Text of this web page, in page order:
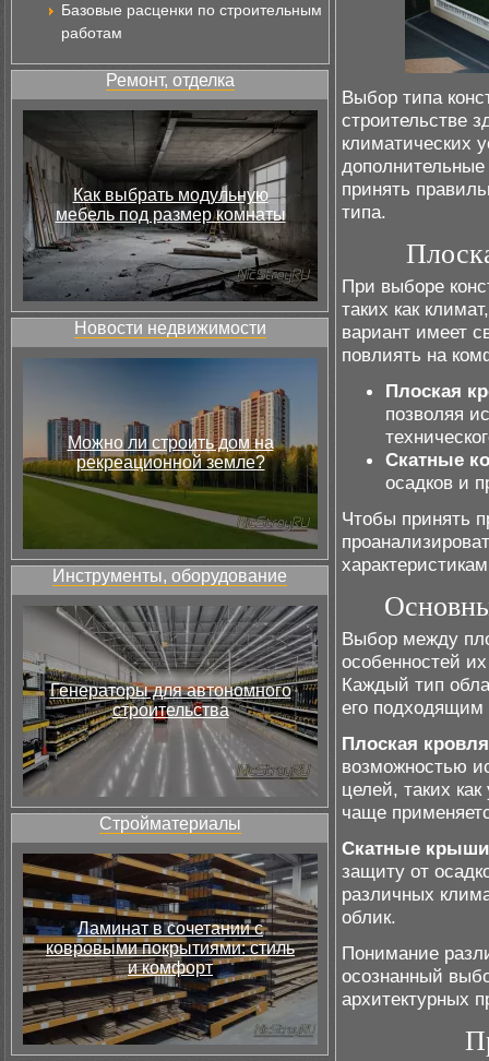
Базовые расценки по строительным
работам
Ремонт, отделка
Как выбрать модульную
мебель под размер комнаты
Новости недвижимости
Можно ли строить дом на
рекреационной земле?
Инструменты, оборудование
Генераторы для автономного
строительства
Стройматериалы
Ламинат в сочетании с
ковровыми покрытиями: стиль
и комфорт
Выбор типа
строительстве
климатических
принять
типа.
При выборе
таких как
вариант имеет
повлиять на
Плоская
позволяя
Скатные
осадков и
Чтобы принять
Выбор между
особенностей
Каждый тип
его подходящим
Плоская кровля
возможностью
целей, таких
чаще
Скатные крыши
защиту от
различных
облик.
Понимание
осознанный
архитектурных